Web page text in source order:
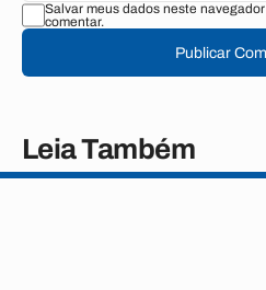
Salvar meus dados neste
comentar.
Publicar
Leia Também